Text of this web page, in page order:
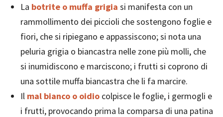
La botrite o muffa grigia si manifesta con un
rammollimento dei piccioli che sostengono foglie e
fiori, che si ripiegano e appassiscono; si nota una
peluria grigia o biancastra nelle zone più molli, che
si inumidiscono e marciscono; i frutti si coprono di
una sottile muffa biancastra che li fa marcire.
Il mal bianco o oidio colpisce le foglie, i germogli e
i frutti, provocando prima la comparsa di una patina